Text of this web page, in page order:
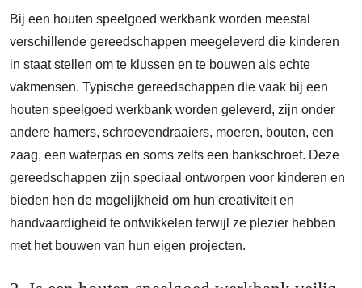
Bij een houten speelgoed werkbank worden meestal
verschillende gereedschappen meegeleverd die kinderen
in staat stellen om te klussen en te bouwen als echte
vakmensen. Typische gereedschappen die vaak bij een
houten speelgoed werkbank worden geleverd, zijn onder
andere hamers, schroevendraaiers, moeren, bouten, een
zaag, een waterpas en soms zelfs een bankschroef. Deze
gereedschappen zijn speciaal ontworpen voor kinderen en
bieden hen de mogelijkheid om hun creativiteit en
handvaardigheid te ontwikkelen terwijl ze plezier hebben
met het bouwen van hun eigen projecten.